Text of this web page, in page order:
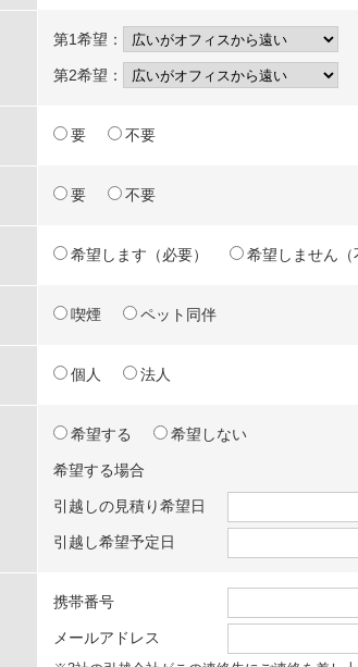
第1希望：
第2希望：
要 不要
要 不要
希望します（必要） 希望しません（
喫煙 ペット同伴
個人 法人
希望する 希望しない
希望する場合
引越しの見積り希望日
引越し希望予定日
携帯番号
メールアドレス